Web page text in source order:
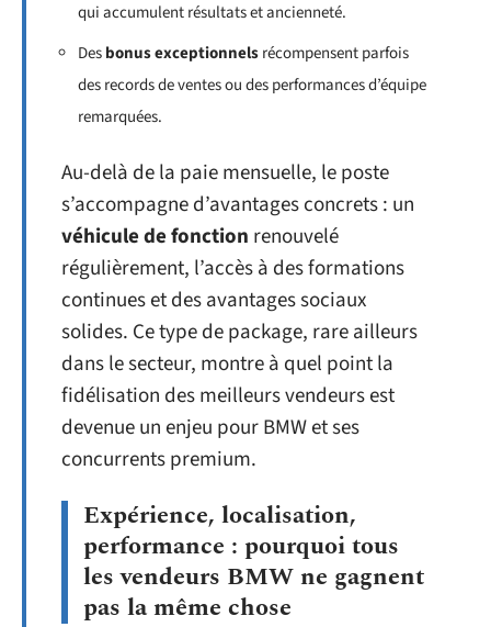
qui accumulent résultats et ancienneté.
Desbonus exceptionnelsrécompensent parfois
des records de ventes ou des performances d’équipe
remarquées.
Au-delà de la paie mensuelle, le poste
s’accompagne d’avantages concrets : un
véhicule de fonction renouvelé
régulièrement, l’accès à des formations
continues et des avantages sociaux
solides. Ce type de package, rare ailleurs
dans le secteur, montre à quel point la
fidélisation des meilleurs vendeurs est
devenue un enjeu pour BMW et ses
concurrents premium.
Expérience, localisation,
performance : pourquoi tous
les vendeurs BMW ne gagnent
pas la même chose